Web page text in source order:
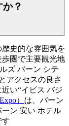
？
史的な雰囲気を
圏で主要観光地
ズ バーン シテ
アクセスの良さ
い“イビス バジ
） は、バーン
ン 安い ホテル
す